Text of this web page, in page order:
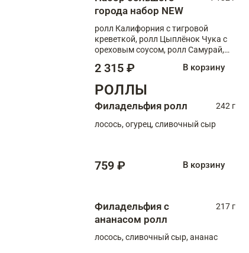
города набор NEW
ролл Калифорния с тигровой
креветкой, ролл Цыплёнок Чука с
ореховым соусом, ролл Самурай,
ролл с крабом
2 315 ₽ В корзину
РОЛЛЫ
Филадельфия ролл
242 г
лосось, огурец, сливочный сыр
759 ₽ В корзину
Филадельфия с
ананасом ролл
217 г
лосось, сливочный сыр, ананас